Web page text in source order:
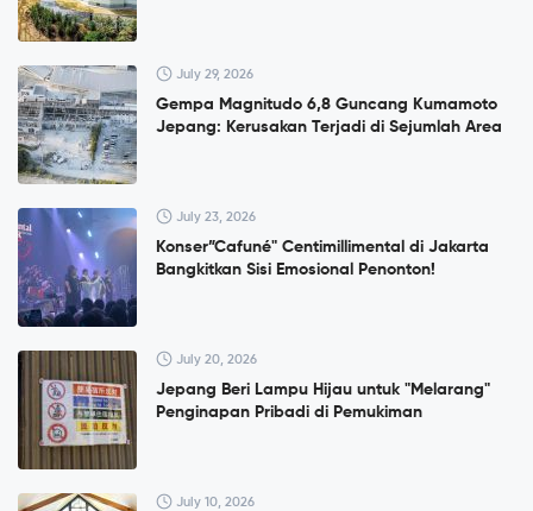
July 29, 2026
Gempa Magnitudo 6,8 Guncang Kumamoto
Jepang: Kerusakan Terjadi di Sejumlah Area
July 23, 2026
Konser”Cafuné" Centimillimental di Jakarta
Bangkitkan Sisi Emosional Penonton!
July 20, 2026
Jepang Beri Lampu Hijau untuk "Melarang"
Penginapan Pribadi di Pemukiman
July 10, 2026